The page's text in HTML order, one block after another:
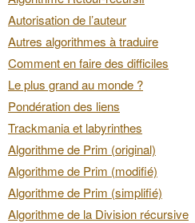
Autorisation de l’auteur
Autres algorithmes à traduire
Comment en faire des difficiles
Le plus grand au monde ?
Pondération des liens
Trackmania et labyrinthes
Algorithme de Prim (original)
Algorithme de Prim (modifié)
Algorithme de Prim (simplifié)
Algorithme de la Division récursive